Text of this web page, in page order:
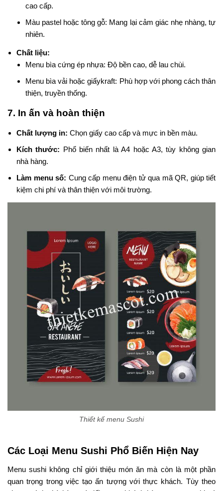
cao cấp.
Màu pastel hoặc tông gỗ: Mang lại cảm giác nhẹ nhàng, tự
nhiên.
Chất liệu:
Menu bìa cứng ép nhựa: Độ bền cao, dễ lau chùi.
Menu bìa vải hoặc giấykraft: Phù hợp với phong cách thân
thiện, truyền thống.
7. In ấn và hoàn thiện
Chất lượng in: Chọn giấy cao cấp và mực in bền màu.
Kích thước: Phổ biến nhất là A4 hoặc A3, tùy không gian
nhà hàng.
Làm menu số: Cung cấp menu điện tử qua mã QR, giúp tiết
kiệm chi phí và thân thiện với môi trường.
Thiết kế menu Sushi
Các Loại Menu Sushi Phổ Biến Hiện Nay
Menu sushi không chỉ giới thiệu món ăn mà còn là một phần
quan trọng trong việc tạo ấn tượng với thực khách. Tùy theo